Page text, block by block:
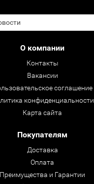
О компании
Контакты
Вакансии
соглашение
конфиденциальности
Карта сайта
Покупателям
Доставка
Оплата
Преимущества и Гарантии